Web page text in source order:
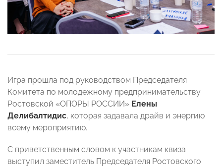
Игра прошла под руководством Председателя
Комитета по молодежному предпринимательству
Ростовской «ОПОРЫ РОССИИ» Елены
Делибалтидис, которая задавала драйв и энергию
всему мероприятию.
С приветственным словом к участникам квиза
выступил заместитель Председателя Ростовского